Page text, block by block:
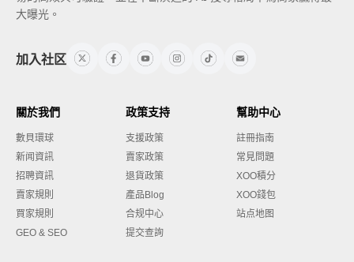
大曝光。
加入社区
關於我們
數貝環球
新闻資訊
招聘資訊
賣家規則
買家規則
GEO & SEO
政策支持
支援政策
賣家政策
退貨政策
產品Blog
合规中心
提交查詢
幫助中心
註冊指南
常見問題
XOO積分
XOO錢包
站点地图